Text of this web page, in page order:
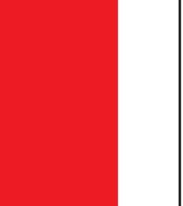
av 5 möjliga stjärnor.